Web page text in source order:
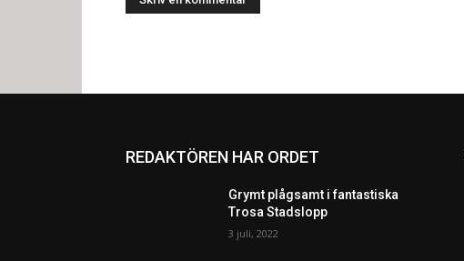
REDAKTÖREN HAR ORDET
Grymt plågsamt i fantastiska
Trosa Stadslopp
3 juli, 2022